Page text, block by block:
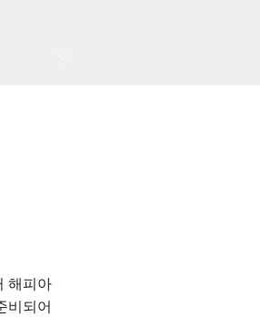
해피아
비되어